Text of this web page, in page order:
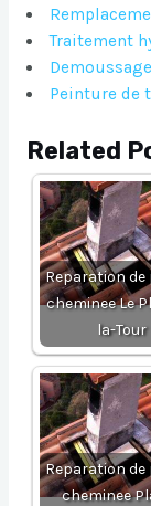
Traitement
Peinture de
Related
Reparation de
cheminee Le
la-Tour
Reparation de
cheminee